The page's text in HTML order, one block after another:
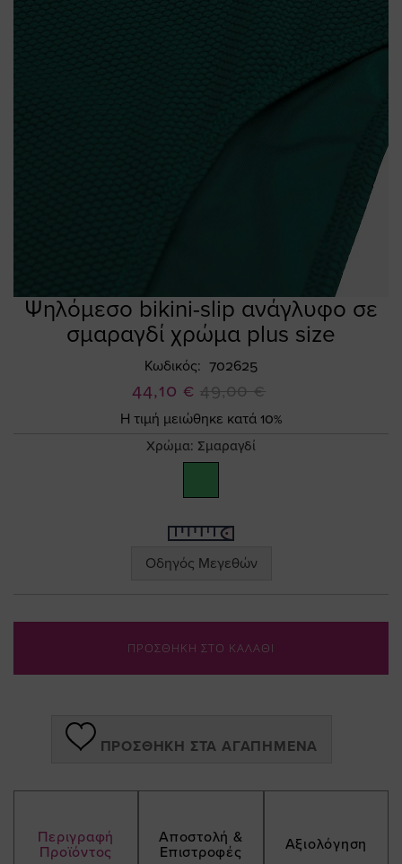
Ψηλόμεσο bikini-slip ανάγλυφο σε
σμαραγδί χρώμα plus size
Κωδικός 702625
Ειδική
Τιμή
44,10 € 49,00 €
Η τιμή μειώθηκε κατά 10%
Χρώμα: Σμαραγδί
Οδηγός Μεγεθών
ΠΡΟΣΘΗΚΗ ΣΤΟ ΚΑΛΑΘΙ
ΠΡΟΣΘΉΚΗ ΣΤΑ ΑΓΑΠΗΜΈΝΑ
Περιγραφή
Προϊόντος
Αποστολή &
Επιστροφές
Αξιολόγηση
Skip